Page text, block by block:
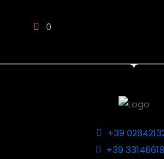
0
+39
+39